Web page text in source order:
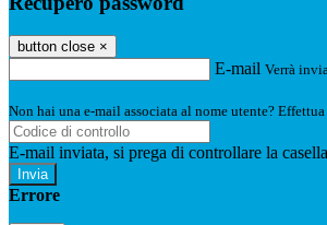
button close ×
E-mail Verrà
Non hai una e-mail associata al nome utente?
E-mail inviata, si prega di controllare la
Errore